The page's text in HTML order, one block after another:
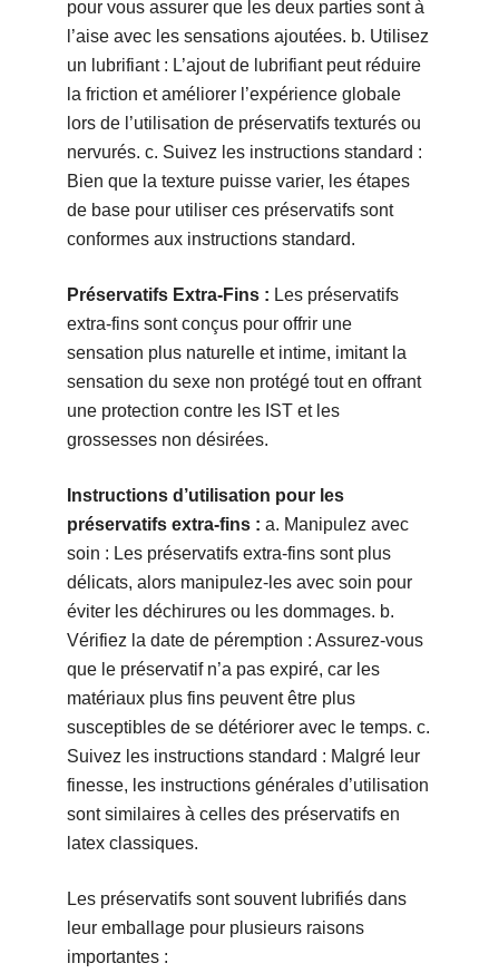
pour vous assurer que les deux parties sont à
l’aise avec les sensations ajoutées. b. Utilisez
un lubrifiant : L’ajout de lubrifiant peut réduire
la friction et améliorer l’expérience globale
lors de l’utilisation de préservatifs texturés ou
nervurés. c. Suivez les instructions standard :
Bien que la texture puisse varier, les étapes
de base pour utiliser ces préservatifs sont
conformes aux instructions standard.
Préservatifs Extra-Fins : Les préservatifs
extra-fins sont conçus pour offrir une
sensation plus naturelle et intime, imitant la
sensation du sexe non protégé tout en offrant
une protection contre les IST et les
grossesses non désirées.
Instructions d’utilisation pour les
préservatifs extra-fins : a. Manipulez avec
soin : Les préservatifs extra-fins sont plus
délicats, alors manipulez-les avec soin pour
éviter les déchirures ou les dommages. b.
Vérifiez la date de péremption : Assurez-vous
que le préservatif n’a pas expiré, car les
matériaux plus fins peuvent être plus
susceptibles de se détériorer avec le temps. c.
Suivez les instructions standard : Malgré leur
finesse, les instructions générales d’utilisation
sont similaires à celles des préservatifs en
latex classiques.
Les préservatifs sont souvent lubrifiés dans
leur emballage pour plusieurs raisons
importantes :